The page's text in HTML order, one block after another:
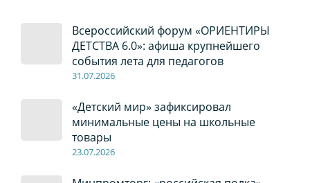
Всероссийский форум «ОРИЕНТИРЫ
ДЕТСТВА 6.0»: афиша крупнейшего
события лета для педагогов
31.07.2026
«Детский мир» зафиксировал
минимальные цены на школьные
товары
23.07.2026